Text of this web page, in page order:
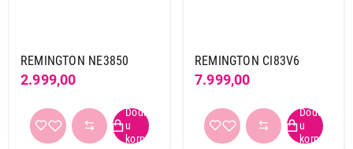
REMINGTON NE3850
2.999,00
REMINGTON CI83V6
7.999,00